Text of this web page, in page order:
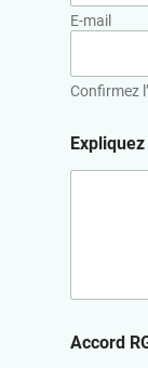
E-mail
Confirmez
Accord